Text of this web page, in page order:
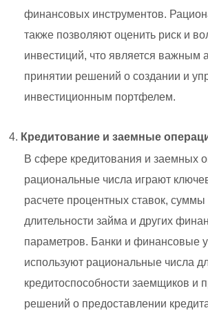
финансовых инструментов.
также позволяют оценить риск и
инвестиций, что является важным
принятии решений о создании и
инвестиционным портфелем.
Кредитование и заемные
В сфере кредитования и заемных
рациональные числа играют
расчете процентных ставок,
длительности займа и других
параметров. Банки и финансовые
используют рациональные числа
кредитоспособности заемщиков и
решений о предоставлении